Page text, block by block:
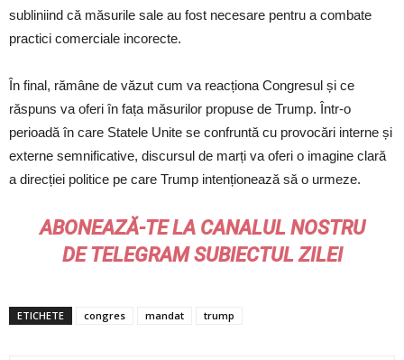
subliniind că măsurile sale au fost necesare pentru a combate
practici comerciale incorecte.
În final, rămâne de văzut cum va reacționa Congresul și ce
răspuns va oferi în fața măsurilor propuse de Trump. Într-o
perioadă în care Statele Unite se confruntă cu provocări interne și
externe semnificative, discursul de marți va oferi o imagine clară
a direcției politice pe care Trump intenționează să o urmeze.
ABONEAZĂ-TE LA CANALUL NOSTRU
DETELEGRAMSUBIECTUL ZILEI
ETICHETE congres mandat trump